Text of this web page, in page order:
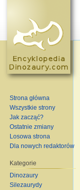
Strona główna
Wszystkie strony
Jak zacząć?
Ostatnie zmiany
Losowa strona
Dla nowych redaktorów
Kategorie
Dinozaury
Silezaurydy